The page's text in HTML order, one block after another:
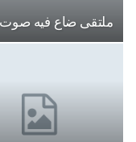
ملتقى ضاع فيه